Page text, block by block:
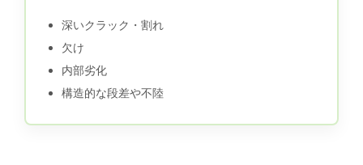
深いクラック・割れ
欠け
内部劣化
構造的な段差や不陸